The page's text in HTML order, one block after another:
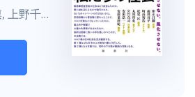
斎藤 環, 雨宮処凛, 上野千鶴子, 大治朋子, 今野晴貴, 斎藤美奈子, CDB, 武田砂鉄, 仲正昌樹, 前川喜平, 町山智浩, 松尾 匡, 丸川哲史, 宮台真司, 森 達也, 安田浩一, 安田菜津紀, 森 達也